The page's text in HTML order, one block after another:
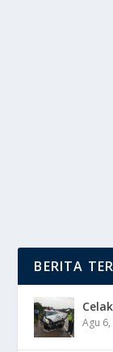
BERITA
Agu